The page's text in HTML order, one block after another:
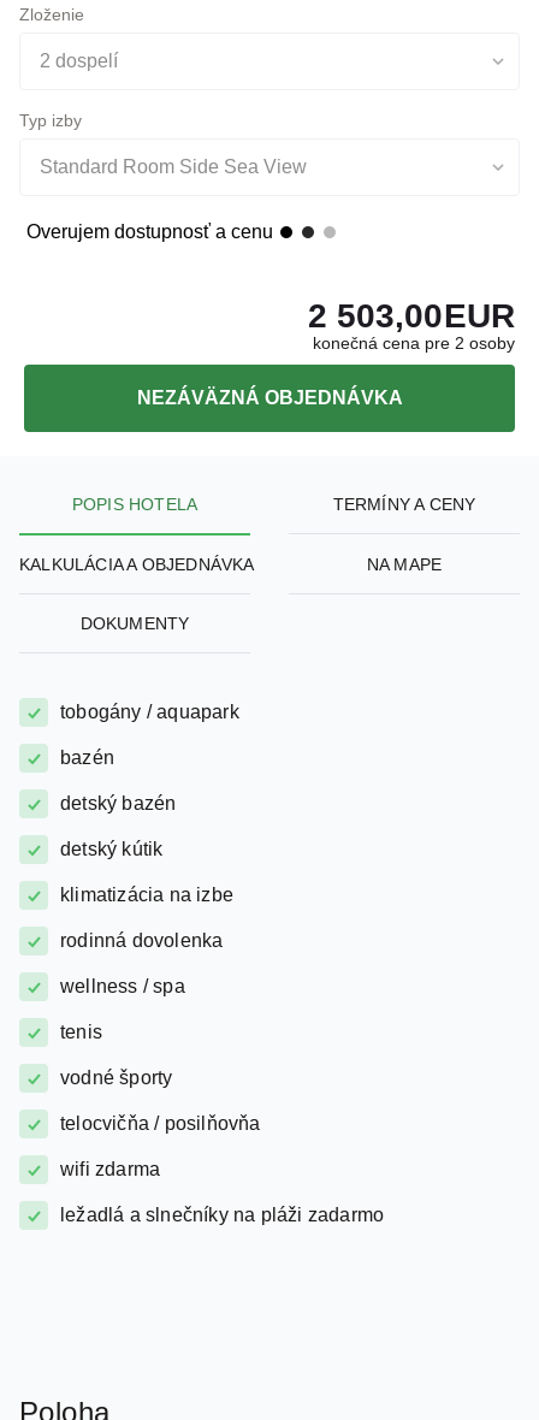
2 dospelí
Typ izby
Standard Room Side Sea View
NEZÁVÄZNÁ OBJEDNÁVKA
KALKULÁCIA A OBJEDNÁVKA NA MAPE
DOKUMENTY
bazén
detský bazén
detský kútik
klimatizácia na izbe
rodinná dovolenka
wellness / spa
tenis
vodné športy
telocvičňa / posilňovňa
wifi zdarma
ležadlá a slnečníky na pláži zadarmo